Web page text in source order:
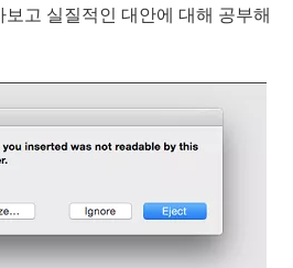
고 실질적인 대안에 대해 공부해